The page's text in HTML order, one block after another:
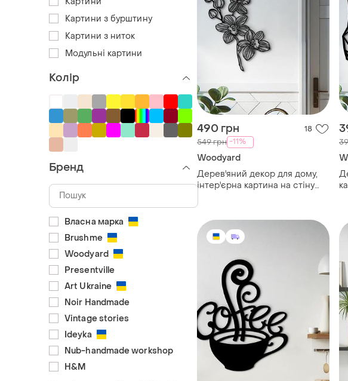
490 грн 18
549 грн -11%
Woodyard
Дерев'яний декор для дому,
інтер'єрна картина на стіну
30x18 см
Картини з бурштину
Картини з ниток
Модульні картини
Колір
Бренд
Власна марка
Brushme
Woodyard
Presentville
Art Ukraine
Noir Handmade
Vintage stories
Ideyka
Nub-handmade workshop
H&M